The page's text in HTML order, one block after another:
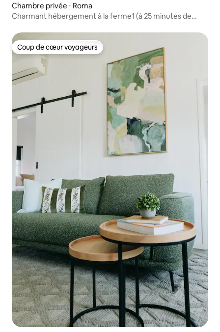
Chambre privée ⋅ Roma
Charmant hébergement à la ferme1 (à 25 minutes de
Coup de cœur voyageurs
Coup de cœur voyageurs